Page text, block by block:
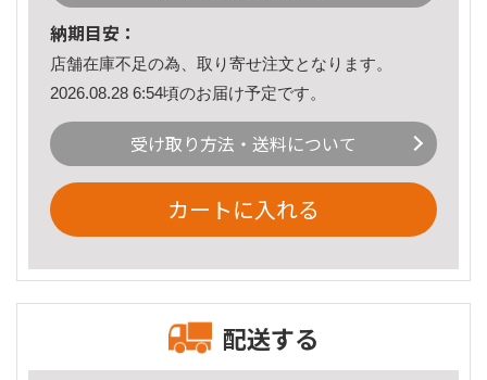
納期目安：
店舗在庫不足の為、取り寄せ注文となります。
2026.08.28 6:54頃のお届け予定です。
受け取り方法・送料について
カートに入れる
配送する